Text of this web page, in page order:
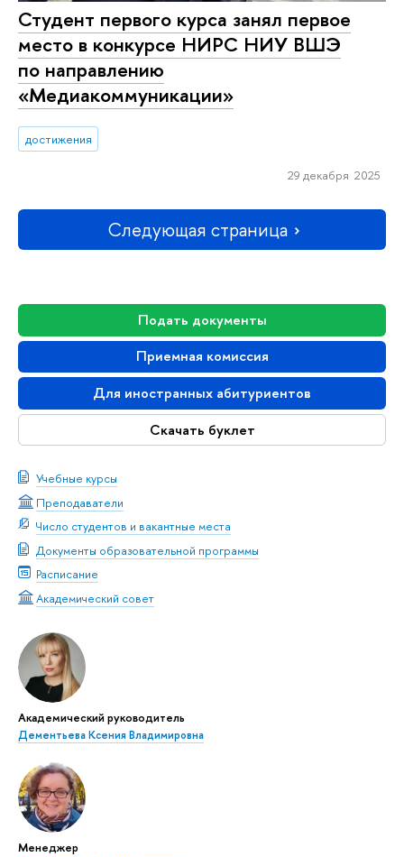
Подать документы
Приемная комиссия
Для иностранных абитуриентов
Скачать буклет
Учебные курсы
Преподаватели
Число студентов и вакантные места
Документы образовательной программы
Расписание
Академический совет
Академический руководитель
Дементьева Ксения Владимировна
Менеджер
Студент первого курса занял первое
место в конкурсе НИРС НИУ ВШЭ
по направлению
«Медиакоммуникации»
достижения
29 декабря 2025
Следующая страница